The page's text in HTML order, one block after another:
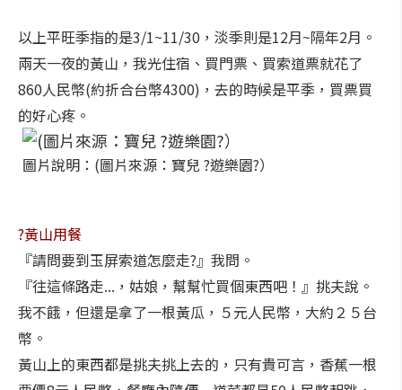
以上平旺季指的是3/1~11/30，淡季則是12月~隔年2月。
兩天一夜的黃山，我光住宿、買門票、買索道票就花了
860人民幣(約折合台幣4300)，去的時候是平季，買票買
的好心疼。
圖片說明：(圖片來源：寶兒 ?遊樂園?）
?黃山用餐
『請問要到玉屏索道怎麼走?』我問。
『往這條路走...，姑娘，幫幫忙買個東西吧！』挑夫說。
我不餓，但還是拿了一根黃瓜，５元人民幣，大約２５台
幣。
黃山上的東西都是挑夫挑上去的，只有貴可言，香蕉一根